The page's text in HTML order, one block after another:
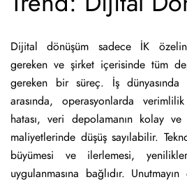
Dijital dönüşüm sadece İK
gereken ve şirket içerisinde tüm
gereken bir süreç. İş dünyasında
arasında, operasyonlarda
hatası, veri depolamanın kolay
maliyetlerinde düşüş sayılabilir.
büyümesi ve ilerlemesi,
uygulanmasına bağlıdır.